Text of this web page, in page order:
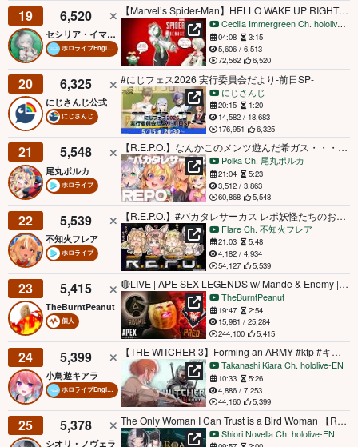
19 6,520
セシリア・イマーグリーン
ホロライブEnglish
【Marvel’s Spider-Man】HELLO WAKE UP RIGHT NOW!!!
Cecilia Immergreen Ch. hololive-EN
04:08
3:15
5,606 / 6,513
72,562
6,520
20 6,325
にじさんじ公式
にじさんじ
#にじフェス2026 実行委員会だより-前日SP-
にじさんじ
20:15
1:20
14,582 / 18,683
176,951
6,325
21 5,548
尾丸ポルカ
ホロライブ
【R.E.P.O.】なんかこのメンツ遊んだ希ガス・・・バカタレPOサーカス！！！！【尾丸ポルカ視点/ホロライブ】
Polka Ch. 尾丸ポルカ
21:04
5:23
3,512 / 3,863
60,868
5,548
22 5,539
不知火フレア
ホロライブ
【R.E.P.O.】#バカタレサーカス レポ妖怪たちのおと～りだ～【不知火フレア/ホロライブ】
Flare Ch. 不知火フレア
21:03
5:48
4,182 / 4,934
54,127
5,539
23 5,415
TheBurntPeanut
個人
🔴LIVE | APE SEX LEGENDS w/ Mande & Enemy | ROOKIE TO PREDATOR TONIGHT | #BUNGULATE
TheBurntPeanut
19:47
2:54
15,981 / 25,284
244,100
5,415
24 5,399
小鳥遊キアラ
ホロライブEnglish
【THE WITCHER 3】Forming an ARMY #kfp #キアライブ
Takanashi Kiara Ch. hololive-EN
10:33
5:26
4,886 / 7,253
44,160
5,399
25 5,378
シオリ・ノヴェラ
The Only Woman I Can Trust is a Bird Woman 【Road to Empress I】
Shiori Novella Ch. hololive-EN